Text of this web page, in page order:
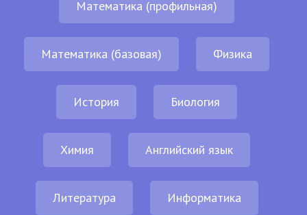
Математика (профильная)
Математика (базовая) Физика
История Биология
Химия Английский язык
Литература Информатика